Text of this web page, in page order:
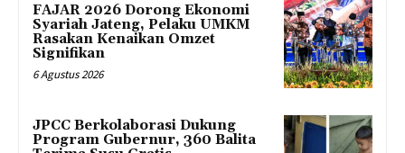
FAJAR 2026 Dorong Ekonomi
Syariah Jateng, Pelaku UMKM
Rasakan Kenaikan Omzet
Signifikan
6 Agustus 2026
JPCC Berkolaborasi Dukung
Program Gubernur, 360 Balita